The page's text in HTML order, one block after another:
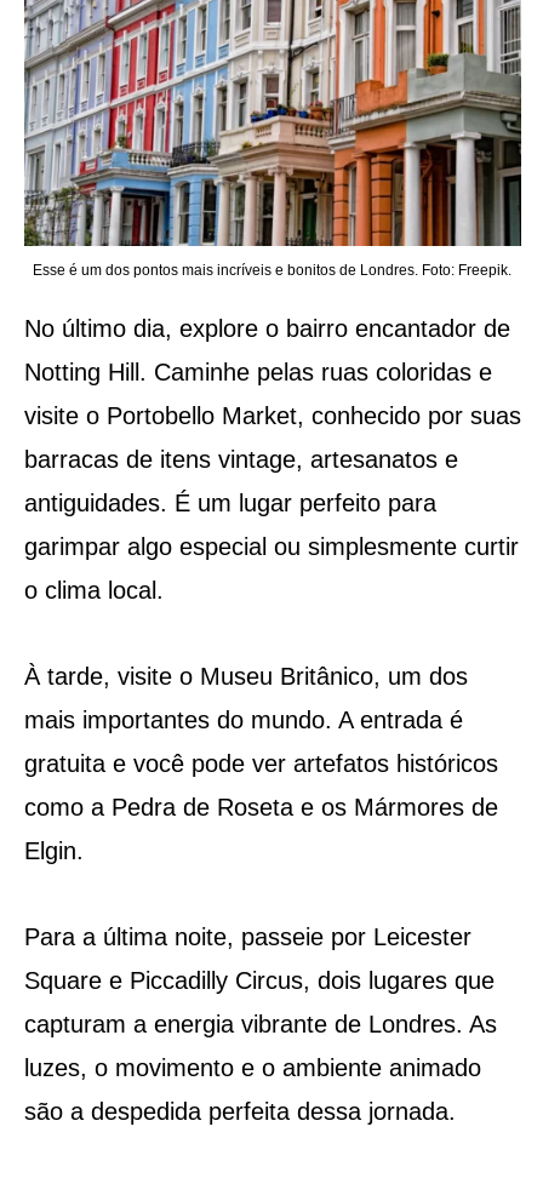
Esse é um dos pontos mais incríveis e bonitos de Londres. Foto: Freepik.
No último dia, explore o bairro encantador de
Notting Hill. Caminhe pelas ruas coloridas e
visite o Portobello Market, conhecido por suas
barracas de itens vintage, artesanatos e
antiguidades. É um lugar perfeito para
garimpar algo especial ou simplesmente curtir
o clima local.
À tarde, visite o Museu Britânico, um dos
mais importantes do mundo. A entrada é
gratuita e você pode ver artefatos históricos
como a Pedra de Roseta e os Mármores de
Elgin.
Para a última noite, passeie por Leicester
Square e Piccadilly Circus, dois lugares que
capturam a energia vibrante de Londres. As
luzes, o movimento e o ambiente animado
são a despedida perfeita dessa jornada.